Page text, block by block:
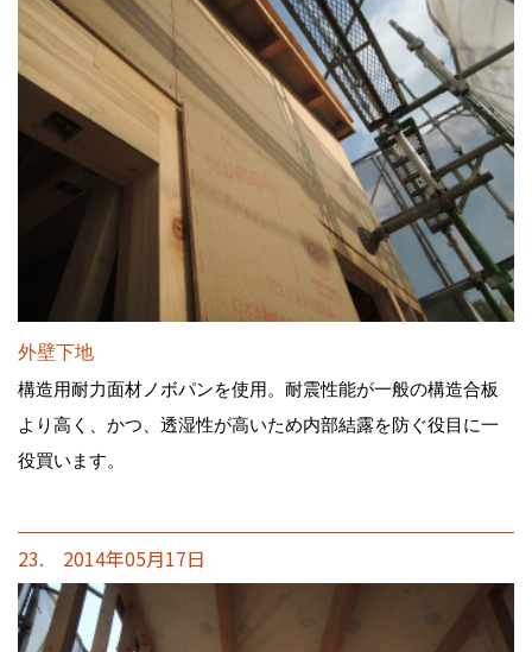
外壁下地
構造用耐力面材ノボパンを使用。耐震性能が一般の構造合板
より高く、かつ、透湿性が高いため内部結露を防ぐ役目に一
役買います。
23. 2014年05月17日